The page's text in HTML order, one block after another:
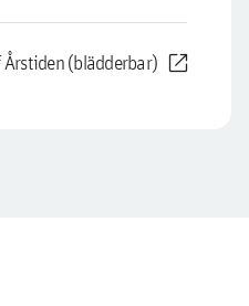
(blädderbar) open_in_new